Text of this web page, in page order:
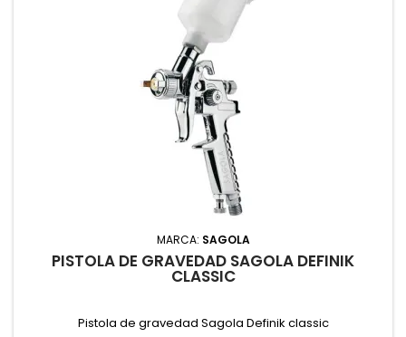
MARCA: SAGOLA
PISTOLA DE GRAVEDAD SAGOLA DEFINIK
CLASSIC
Pistola de gravedad Sagola Definik classic